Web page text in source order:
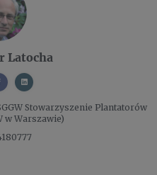
Latocha
Stowarzyszenie Plantatorów
w Warszawie)